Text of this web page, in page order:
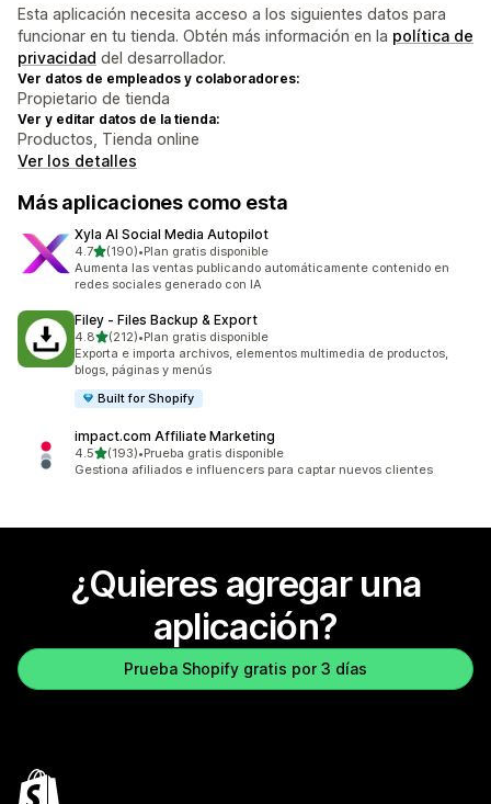
Esta aplicación necesita acceso a los siguientes datos para
funcionar en tu tienda. Obtén más información en la política de
privacidad del desarrollador.
Ver datos de empleados y colaboradores:
Propietario de tienda
Ver y editar datos de la tienda:
Productos, Tienda online
Ver los detalles
Más aplicaciones como esta
Xyla AI Social Media Autopilot
4.7de 5 estrellas
(190)
190 reseñas en total
•Plan gratis disponible
Aumenta las ventas publicando automáticamente contenido en
redes sociales generado con IA
Filey ‑ Files Backup & Export
4.8de 5 estrellas
(212)
212 reseñas en total
•Plan gratis disponible
Exporta e importa archivos, elementos multimedia de productos,
blogs, páginas y menús
Built for Shopify
impact.com Affiliate Marketing
4.5de 5 estrellas
(193)
193 reseñas en total
•Prueba gratis disponible
Gestiona afiliados e influencers para captar nuevos clientes
¿Quieres agregar una
aplicación?
Prueba Shopify gratis por 3 días